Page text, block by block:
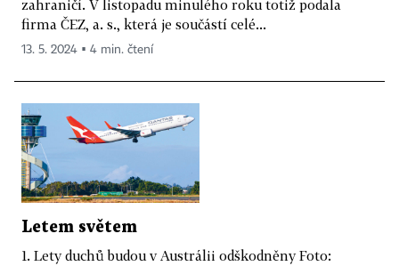
zahraničí. V listopadu minulého roku totiž podala
firma ČEZ, a. s., která je součástí celé...
13. 5. 2024 ▪ 4 min. čtení
Letem světem
1. Lety duchů budou v Austrálii odškodněny Foto: